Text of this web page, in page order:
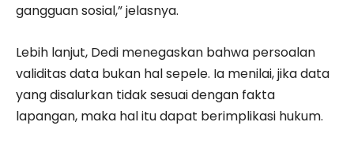
gangguan sosial,” jelasnya.
Lebih lanjut, Dedi menegaskan bahwa persoalan
validitas data bukan hal sepele. Ia menilai, jika data
yang disalurkan tidak sesuai dengan fakta
lapangan, maka hal itu dapat berimplikasi hukum.